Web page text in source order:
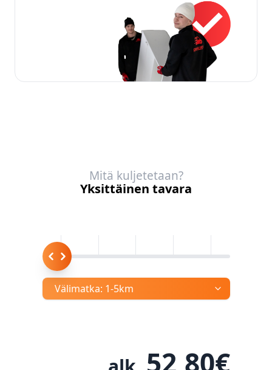
Mitä kuljetetaan?
Yksittäinen tavara
Välimatka: 1-5km